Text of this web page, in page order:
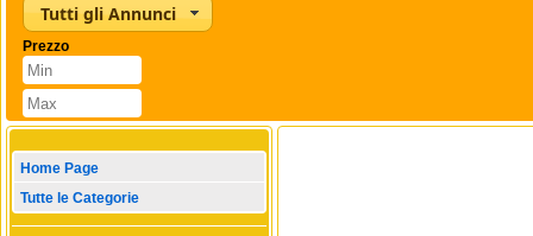
Tutti gli Annunci
Prezzo
Home Page
Tutte le Categorie